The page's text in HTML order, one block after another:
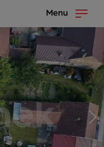
Menu